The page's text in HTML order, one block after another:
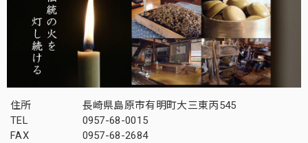
住所
長崎県島原市有明町大三東丙545
TEL
0957-68-0015
FAX
0957-68-2684